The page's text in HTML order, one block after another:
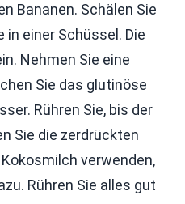
Bananen. Schälen Sie
in einer Schüssel. Die
Nehmen Sie eine
Sie das glutinöse
Rühren Sie, bis der
Sie die zerdrückten
verwenden,
Rühren Sie alles gut